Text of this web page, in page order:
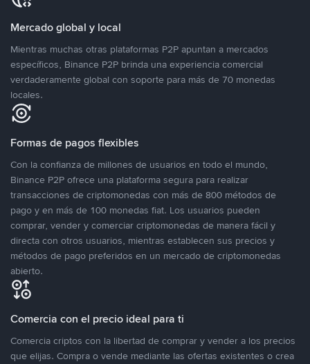
Mercado global y local
Mientras muchas otras plataformas P2P apuntan a mercados
específicos, Binance P2P brinda una experiencia comercial
verdaderamente global con soporte para más de 70 monedas
locales.
Formas de pagos flexibles
Con la confianza de millones de usuarios en todo el mundo,
Binance P2P ofrece una plataforma segura para realizar
transacciones de criptomonedas con más de 800 métodos de
pago y en más de 100 monedas fiat. Los usuarios pueden
comprar, vender y comerciar criptomonedas de manera fácil y
directa con otros usuarios, mientras establecen sus precios y
métodos de pago preferidos en un mercado de criptomonedas
abierto.
Comercia con el precio ideal para ti
Comercia criptos con la libertad de comprar y vender a los precios
que elijas. Compra o vende mediante las ofertas existentes o crea